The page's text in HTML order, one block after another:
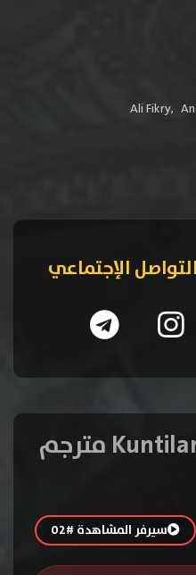
Ali Fikry,
الإجتماعي
سيرفر المشاهدة #02